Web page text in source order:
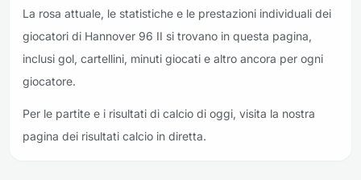
La rosa attuale, le statistiche e le prestazioni individuali dei
giocatori di Hannover 96 II si trovano in questa pagina,
inclusi gol, cartellini, minuti giocati e altro ancora per ogni
giocatore.
Per le partite e i risultati di calcio di oggi, visita la nostra
pagina dei risultati calcio in diretta.